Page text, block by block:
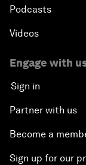
Podcasts
Videos
Engage with
Sign in
Partner with us
Become a
Sign up for our